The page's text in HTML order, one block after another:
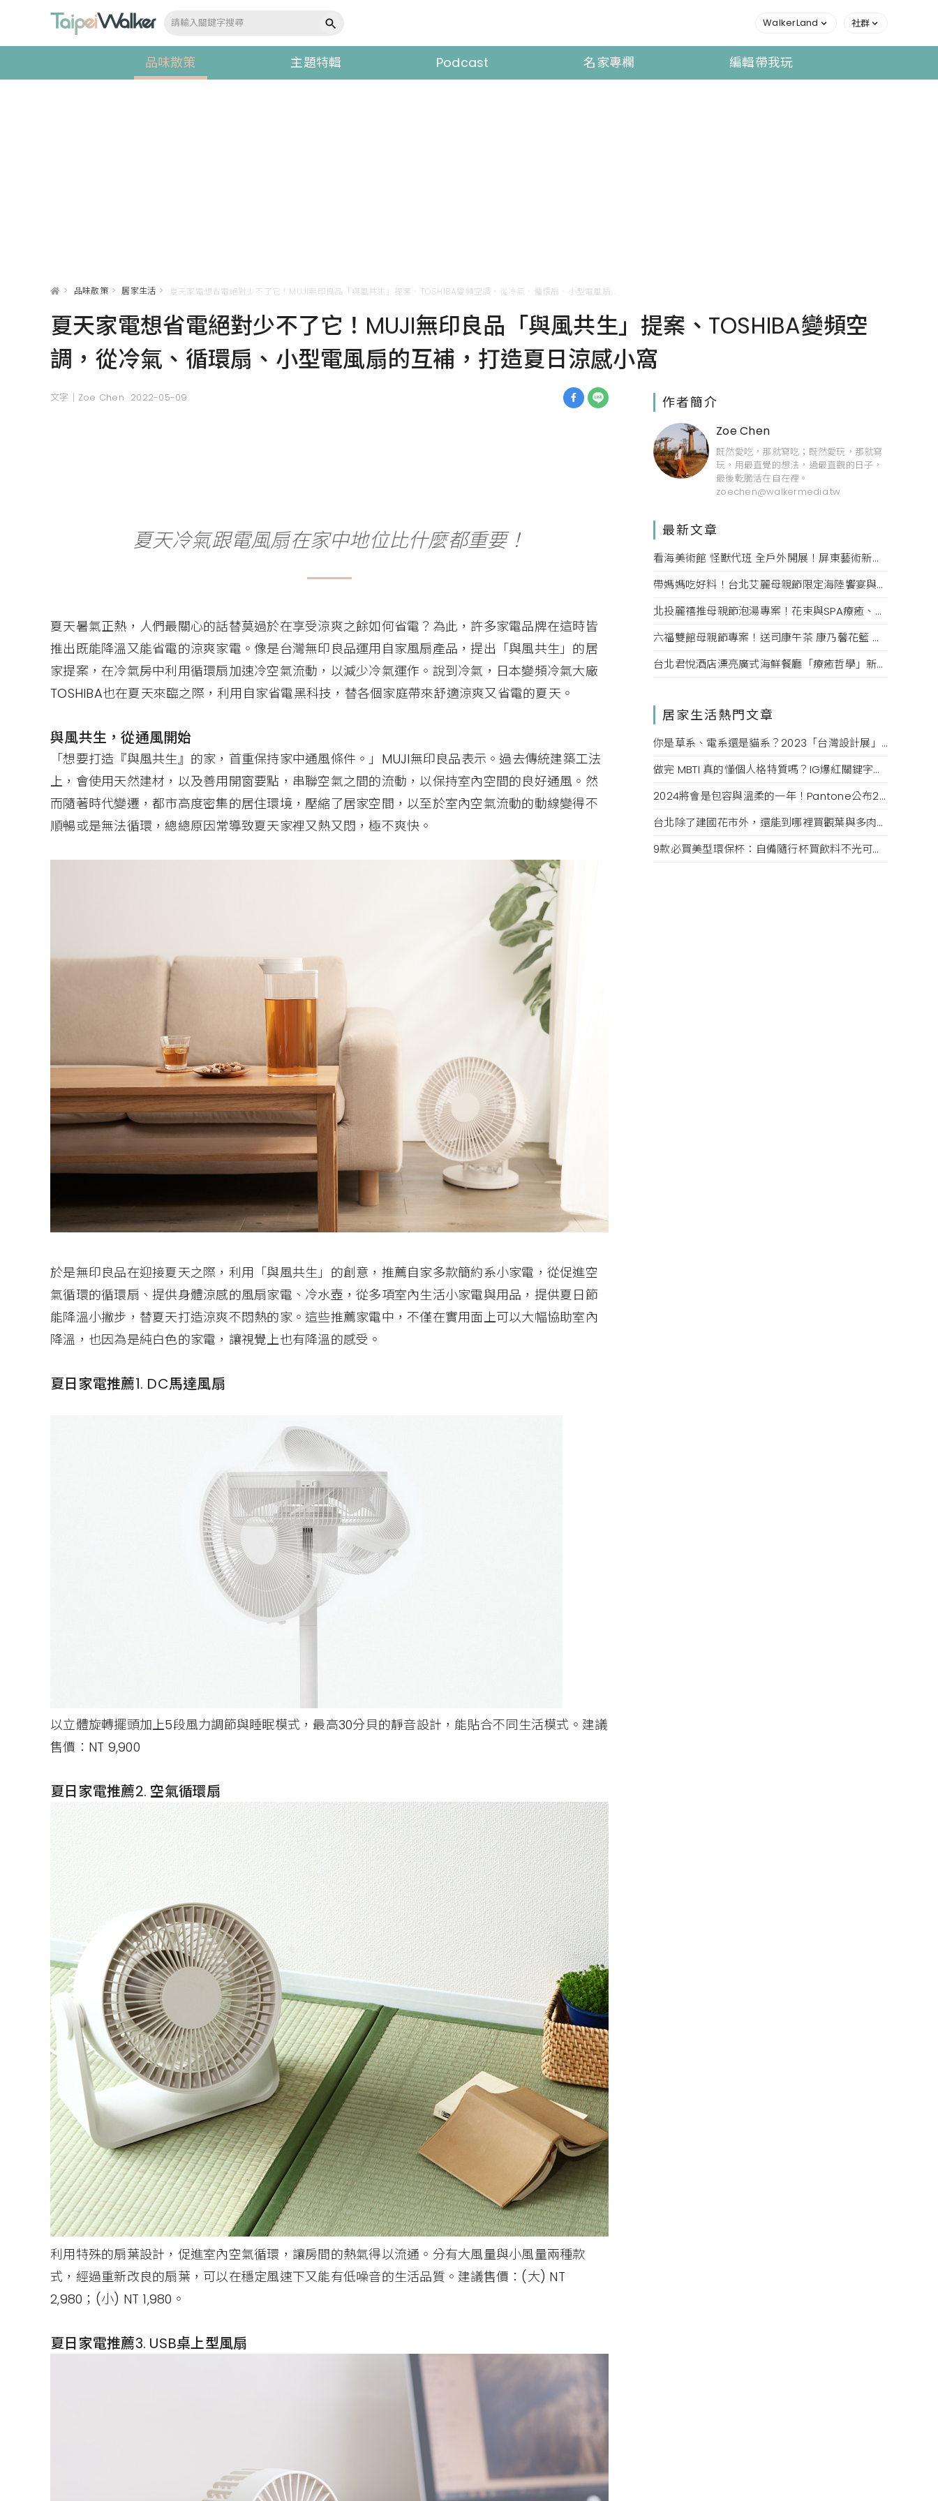
WalkerLand 社群
品味散策 主題特輯 Podcast 名家專欄 編輯帶我玩
> 品味散策 > 居家生活 >
夏天家電想省電絕對少不了它！MUJI無印良品「與風共生」提案、TOSHIBA變頻空
調，從冷氣、循環扇、小型電風扇的互補，打造夏日涼感小窩
文字｜Zoe Chen 2022-05-09
夏天冷氣跟電風扇在家中地位比什麼都重要！
夏天暑氣正熱，人們最關心的話替莫過於在享受涼爽之餘如何省電？為此，許多家電品牌在這時皆
推出既能降溫又能省電的涼爽家電。像是台灣無印良品運用自家風扇產品，提出「與風共生」的居
家提案，在冷氣房中利用循環扇加速冷空氣流動，以減少冷氣運作。說到冷氣，日本變頻冷氣大廠
TOSHIBA也在夏天來臨之際，利用自家省電黑科技，替各個家庭帶來舒適涼爽又省電的夏天。
與風共生，從通風開始
「想要打造『與風共生』的家，首重保持家中通風條件。」MUJI無印良品表示。過去傳統建築工法
上，會使用天然建材，以及善用開窗要點，串聯空氣之間的流動，以保持室內空間的良好通風。然
而隨著時代變遷，都市高度密集的居住環境，壓縮了居家空間，以至於室內空氣流動的動線變得不
順暢或是無法循環，總總原因常導致夏天家裡又熱又悶，極不爽快。
於是無印良品在迎接夏天之際，利用「與風共生」的創意，推薦自家多款簡約系小家電，從促進空
氣循環的循環扇、提供身體涼感的風扇家電、冷水壺，從多項室內生活小家電與用品，提供夏日節
能降溫小撇步，替夏天打造涼爽不悶熱的家。這些推薦家電中，不僅在實用面上可以大幅協助室內
降溫，也因為是純白色的家電，讓視覺上也有降溫的感受。
夏日家電推薦1. DC馬達風扇
以立體旋轉擺頭加上5段風力調節與睡眠模式，最高30分貝的靜音設計，能貼合不同生活模式。建議
售價：NT 9,900
夏日家電推薦2. 空氣循環扇
利用特殊的扇葉設計，促進室內空氣循環，讓房間的熱氣得以流通。分有大風量與小風量兩種款
式，經過重新改良的扇葉，可以在穩定風速下又能有低噪音的生活品質。建議售價：(大) NT
2,980；(小) NT 1,980。
夏日家電推薦3. USB桌上型風扇
作者簡介
Zoe Chen
既然愛吃，那就寫吃；既然愛玩，那就寫
玩，用最直覺的想法，過最直觀的日子，
最後乾脆活在自在裡。
zoechen@walkermedia.tw
最新文章
看海美術館 怪獸代班 全戶外開展！屏東藝術新亮點 網美必拍。
帶媽媽吃好料！台北艾麗母親節限定海陸饗宴與住房專案一次收藏。
北投麗禧推母親節泡湯專案！花束與SPA療癒、甜點同步登場
六福雙館母親節專案！送司康午茶 康乃馨花籃 演唱會票，高鐵78折限量。
台北君悅酒店漂亮廣式海鮮餐廳「療癒哲學」新菜單！每一口都成為心靈的享受。
居家生活熱門文章
你是草系、電系還是貓系？2023「台灣設計展」心理測驗測出跟你同種屬性的「圈內人」
做完 MBTI 真的懂個人格特質嗎？IG爆紅關鍵字版「16型人格分析」，用OS模式更了解內心個性
2024將會是包容與溫柔的一年！Pantone公布2024顏色為「Peach Fuzz」柔和桃，表述對寧靜的渴望
台北除了建國花市外，還能到哪裡買觀葉與多肉植物？MRS. INOUE、A Life with Plants、品日子…每一間都好好逛
9款必買美型環保杯：自備隨行杯買飲料不光可以保護環境，飲料杯拿在手還是生活品味的表現